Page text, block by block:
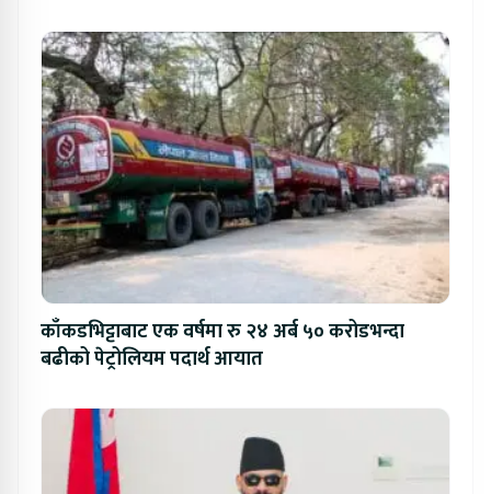
काँकडभिट्टाबाट एक वर्षमा रु २४ अर्ब ५० करोडभन्दा
बढीको पेट्रोलियम पदार्थ आयात